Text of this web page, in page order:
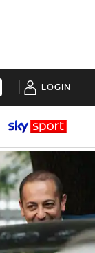
LOGIN